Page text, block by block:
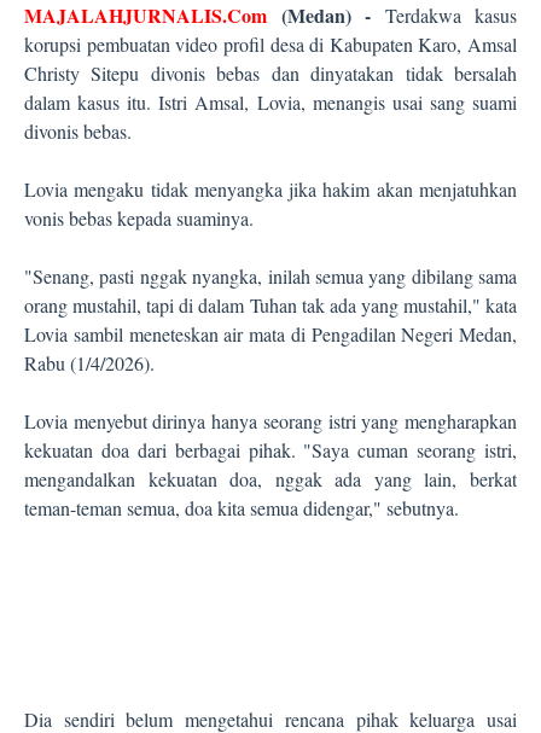
MAJALAHJURNALIS.Com (Medan)- Terdakwa kasus
korupsi pembuatan video profil desa di Kabupaten Karo, Amsal
Christy Sitepu divonis bebas dan dinyatakan tidak bersalah
dalam kasus itu. Istri Amsal, Lovia, menangis usai sang suami
divonis bebas.
Lovia mengaku tidak menyangka jika hakim akan menjatuhkan
vonis bebas kepada suaminya.
"Senang, pasti nggak nyangka, inilah semua yang dibilang sama
orang mustahil, tapi di dalam Tuhan tak ada yang mustahil," kata
Lovia sambil meneteskan air mata di Pengadilan Negeri Medan,
Rabu (1/4/2026).
Lovia menyebut dirinya hanya seorang istri yang mengharapkan
kekuatan doa dari berbagai pihak. "Saya cuman seorang istri,
mengandalkan kekuatan doa, nggak ada yang lain, berkat
teman-teman semua, doa kita semua didengar," sebutnya.
Dia sendiri belum mengetahui rencana pihak keluarga usai